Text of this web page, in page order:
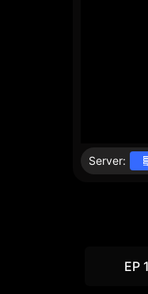
Server:
EP 1